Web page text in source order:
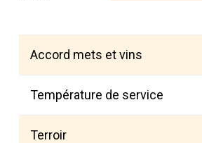
Accord mets et vins
Température de service
Terroir